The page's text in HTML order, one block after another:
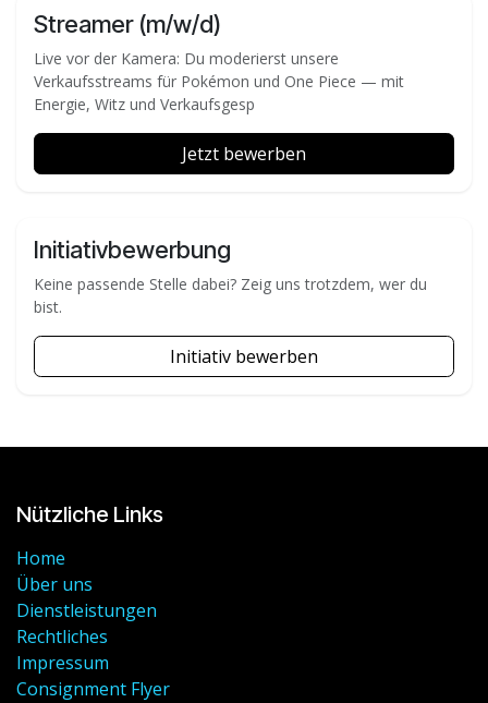
Streamer (m/w/d)
Live vor der Kamera: Du moderierst unsere
Verkaufsstreams für Pokémon und One Piece — mit
Energie, Witz und Verkaufsgesp
Jetzt bewerben
Initiativbewerbung
Keine passende Stelle dabei? Zeig uns trotzdem, wer du
bist.
Initiativ bewerben
Nützliche Links
Home
Über uns
Dienstleistungen
Rechtliches
Impressum
Consignment Flyer